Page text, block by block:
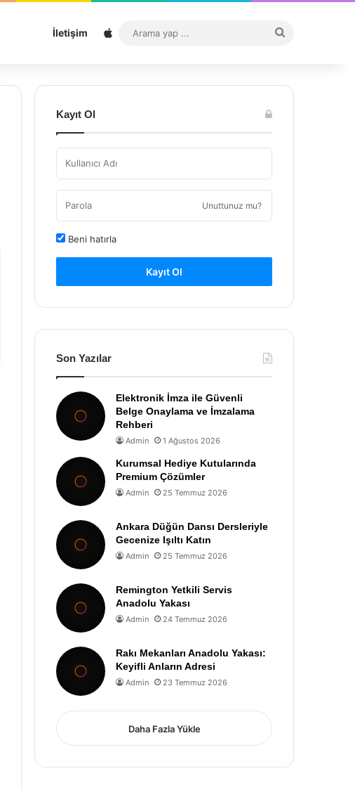
İletişim Sitemap
...
Kayıt Ol
Unuttunuz mu?
Beni hatırla
Kayıt Ol
Son Yazılar
Elektronik İmza ile Güvenli
Belge Onaylama ve İmzalama
Rehberi
Admin 1 Ağustos 2026
Kurumsal Hediye Kutularında
Premium Çözümler
Admin 25 Temmuz 2026
Ankara Düğün Dansı Dersleriyle
Gecenize Işıltı Katın
Admin 25 Temmuz 2026
Remington Yetkili Servis
Anadolu Yakası
Admin 24 Temmuz 2026
Rakı Mekanları Anadolu Yakası:
Keyifli Anların Adresi
Admin 23 Temmuz 2026
Daha Fazla Yükle